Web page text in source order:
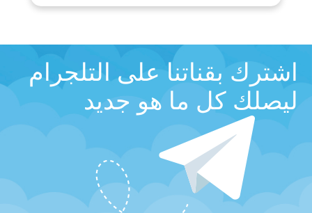
اشترك بقناتنا على التلجرام
ليصلك كل ما هو جديد